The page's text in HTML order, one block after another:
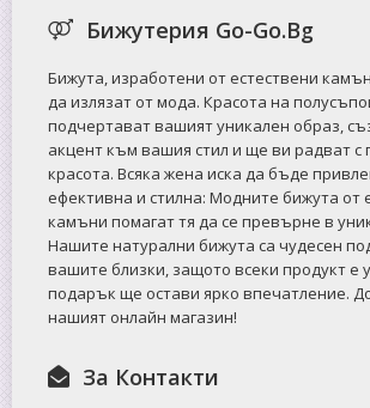
Бижутерия Go-Go.Bg
Бижута, изработени от естествени
да излязат от мода. Красота на
подчертават вашият уникален образ,
акцент към вашия стил и ще ви радват с
красота. Всяка жена иска да бъде
ефективна и стилна: Mодните бижута от
камъни помагат тя да се превърне в
Нашите натурални бижута са чудесен
вашите близки, защото всеки продукт е
подарък ще остави ярко впечатление.
нашият онлайн магазин!
За Контакти